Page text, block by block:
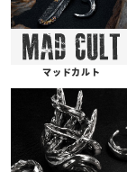
マッドカルト